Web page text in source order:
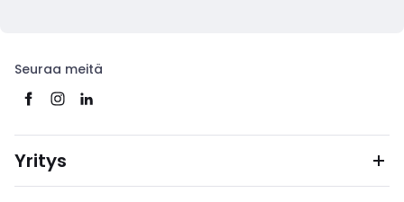
Seuraa meitä
Yritys